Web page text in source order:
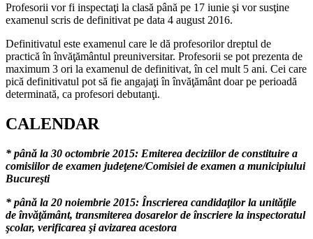
Profesorii vor fi inspectaţi la clasă până pe 17 iunie şi vor susţine
examenul scris de definitivat pe data 4 august 2016.
Definitivatul este examenul care le dă profesorilor dreptul de
practică în învăţământul preuniversitar. Profesorii se pot prezenta de
maximum 3 ori la examenul de definitivat, în cel mult 5 ani. Cei care
pică definitivatul pot să fie angajaţi în învăţământ doar pe perioadă
determinată, ca profesori debutanţi.
CALENDAR
* până la 30 octombrie 2015: Emiterea deciziilor de constituire a
comisiilor de examen judeţene/Comisiei de examen a municipiului
Bucureşti
* până la 20 noiembrie 2015: Înscrierea candidaţilor la unităţile
de învăţământ, transmiterea dosarelor de înscriere la inspectoratul
şcolar, verificarea şi avizarea acestora